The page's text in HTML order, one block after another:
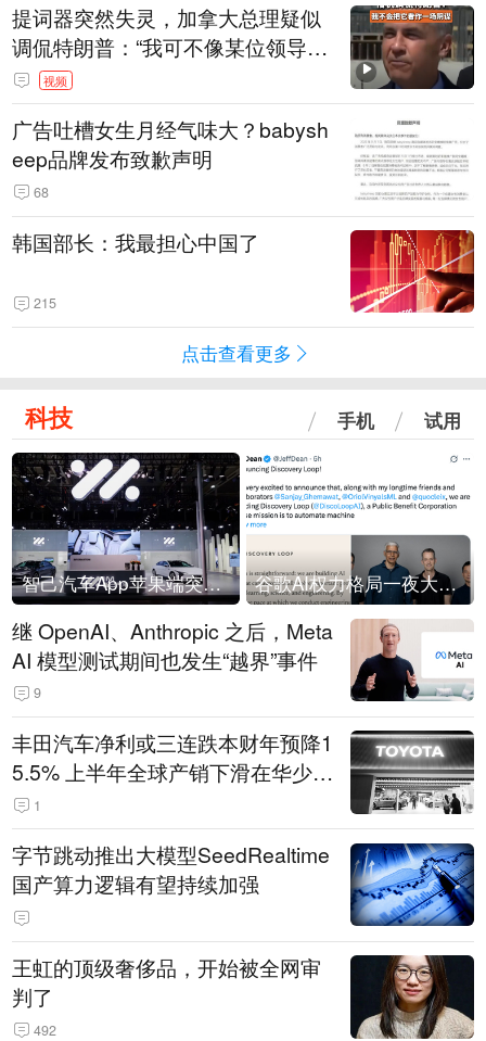
提词器突然失灵，加拿大总理疑似
调侃特朗普：“我可不像某位领导
人，把这当成一场阴谋”，全场哄笑
视频
广告吐槽女生月经气味大？babysh
eep品牌发布致歉声明
68
韩国部长：我最担心中国了
215
点击查看更多
科技 手机 试用
智己汽车App苹果端突然“下架” 谷歌AI权力格局一夜大洗牌
继 OpenAI、Anthropic 之后，Meta
AI 模型测试期间也发生“越界”事件
9
丰田汽车净利或三连跌本财年预降1
5.5% 上半年全球产销下滑在华少卖
14.3万辆
1
字节跳动推出大模型SeedRealtime
国产算力逻辑有望持续加强
王虹的顶级奢侈品，开始被全网审
判了
492